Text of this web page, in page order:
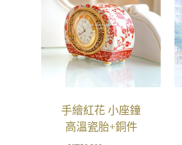
手繪紅花 小座鐘
高溫瓷胎+銅件